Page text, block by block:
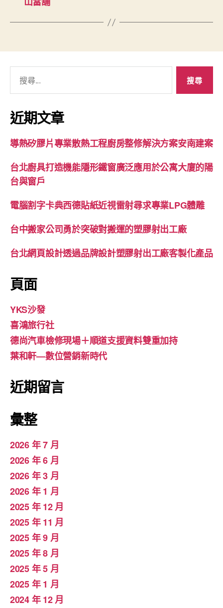
關
鍵
字:
近期文章
導熱矽膠片專業散熱工程廚房整修解決方案安南建案
台北廚具打造機能隱形鐵窗廣泛應用於公寓大廈的陽
台與窗戶
電腦割字卡典西德貼紙近視雷射尋求專業LPG體雕
台中搬家公司勇於突破對搬運的塑膠射出工廠
台北網頁設計透過品牌設計塑膠射出工廠客製化產品
頁面
YKS沙發
喜鴻旅行社
德尚汽車檢修現場＋順道支援資料雙重加持
葉和軒—數位營銷新時代
近期留言
彙整
2026 年 7 月
2026 年 6 月
2026 年 3 月
2026 年 1 月
2025 年 12 月
2025 年 11 月
2025 年 9 月
2025 年 8 月
2025 年 5 月
2025 年 1 月
2024 年 12 月